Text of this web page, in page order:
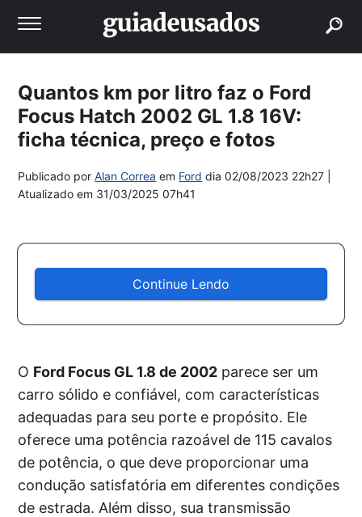
Quantos km por litro faz o Ford
Focus Hatch 2002 GL 1.8 16V:
ficha técnica, preço e fotos
Publicado porAlan Correa em Ford dia02/08/2023 22h27
Atualizado em 31/03/2025 07h41
Continue Lendo
O Ford Focus GL 1.8 de 2002 parece ser um
carro sólido e confiável, com características
adequadas para seu porte e propósito. Ele
oferece uma potência razoável de 115 cavalos
de potência, o que deve proporcionar uma
condução satisfatória em diferentes condições
de estrada. Além disso, sua transmissão